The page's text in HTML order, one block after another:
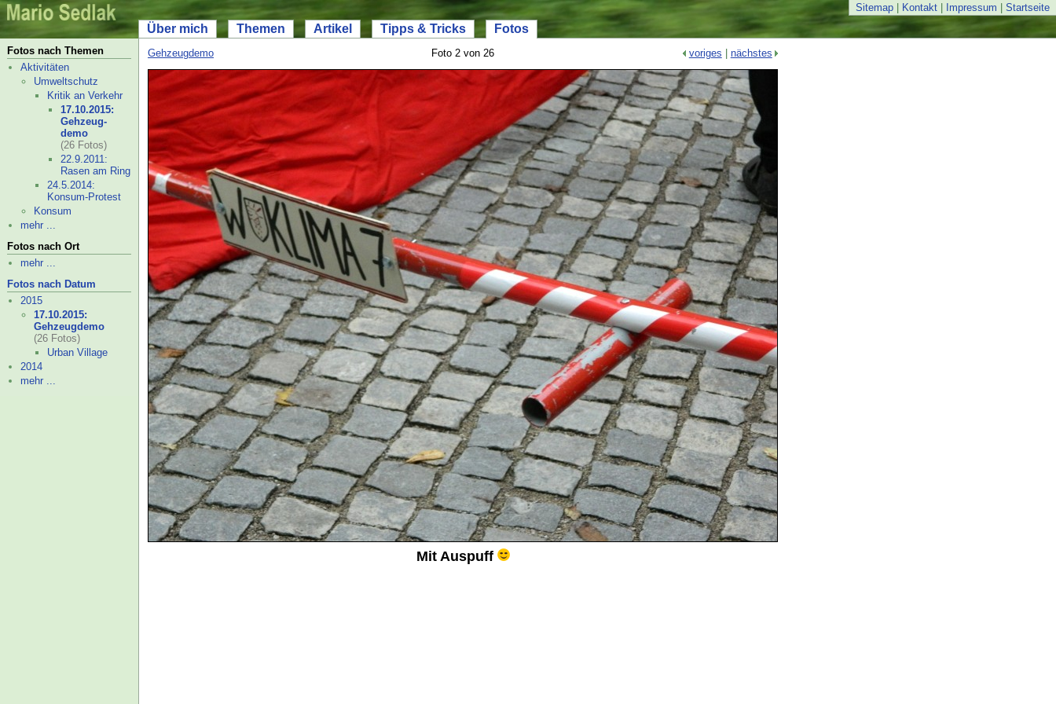
Sitemap Kontakt Impressum Startseite
Über mich Themen Artikel Tipps & Tricks Fotos
Fotos nach Themen
Aktivitäten
Umweltschutz
Kritik an Verkehr
17.10.2015:
Gehzeug-
demo
(26 Fotos)
22.9.2011:
Rasen am Ring
24.5.2014:
Konsum-Protest
Konsum
mehr ...
Fotos nach Ort
mehr ...
Fotos nach Datum
2015
17.10.2015:
Gehzeugdemo
(26 Fotos)
Urban Village
2014
mehr ...
Gehzeugdemo Foto 2 von 26 voriges nächstes
Mit Auspuff